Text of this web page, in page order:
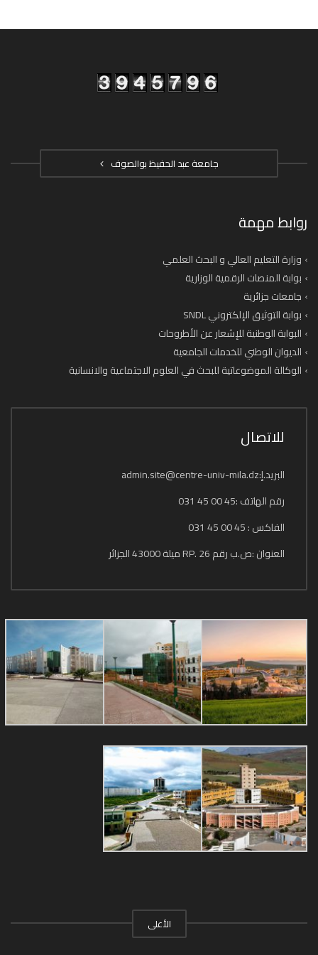
جامعة عبد الحفيظ بوالصوف
روابط مهمة
وزارة التعليم العالي و البحث العلمي
بوابة المنصات الرقمية الوزارية
جامعات جزائرية
بوابة التوثيق الإلكتروني SNDL
البوابة الوطنية للإشعار عن الأطروحات
الديوان الوطني للخدمات الجامعية
الوكالة الموضوعاتية للبحث في العلوم الاجتماعية والانسانية
للاتصال
البريد.إ:admin.site@centre-univ-mila.dz
رقم الهاتف :45 00 45 031
الفاكس : 45 00 45 031
العنوان :ص.ب رقم 26 .RP ميلة 43000 الجزائر
الأعلى